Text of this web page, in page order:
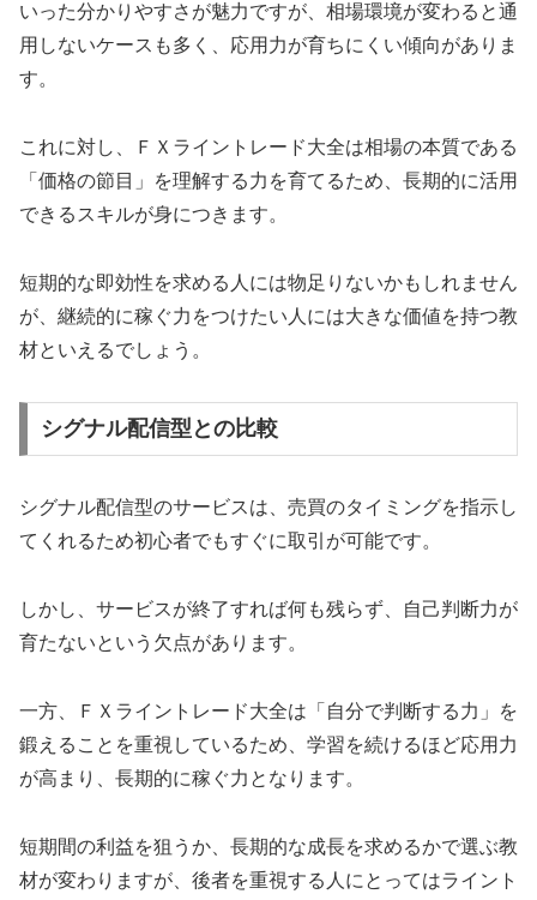
いった分かりやすさが魅力ですが、相場環境が変わると通
用しないケースも多く、応用力が育ちにくい傾向がありま
す。
これに対し、ＦＸライントレード大全は相場の本質である
「価格の節目」を理解する力を育てるため、長期的に活用
できるスキルが身につきます。
短期的な即効性を求める人には物足りないかもしれません
が、継続的に稼ぐ力をつけたい人には大きな価値を持つ教
材といえるでしょう。
シグナル配信型との比較
シグナル配信型のサービスは、売買のタイミングを指示し
てくれるため初心者でもすぐに取引が可能です。
しかし、サービスが終了すれば何も残らず、自己判断力が
育たないという欠点があります。
一方、ＦＸライントレード大全は「自分で判断する力」を
鍛えることを重視しているため、学習を続けるほど応用力
が高まり、長期的に稼ぐ力となります。
短期間の利益を狙うか、長期的な成長を求めるかで選ぶ教
材が変わりますが、後者を重視する人にとってはライント